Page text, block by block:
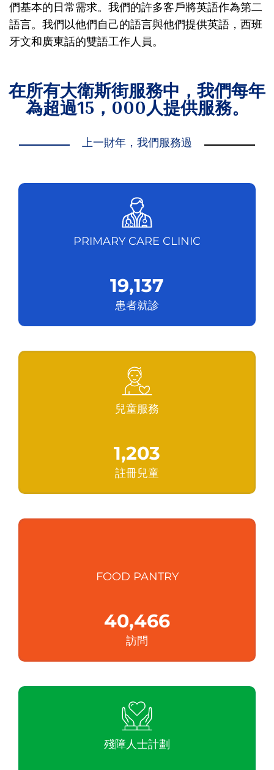
們基本的日常需求。我們的許多客戶將英語作為第二
語言。我們以他們自己的語言與他們提供英語，西班
牙文和廣東話的雙語工作人員。
在所有大衛斯街服務中，我們每年
為超過15，000人提供服務。
上一財年，我們服務過
PRIMARY CARE CLINIC
患者就診
19,137
兒童服務
註冊兒童
1,203
FOOD PANTRY
訪問
40,466
殘障人士計劃